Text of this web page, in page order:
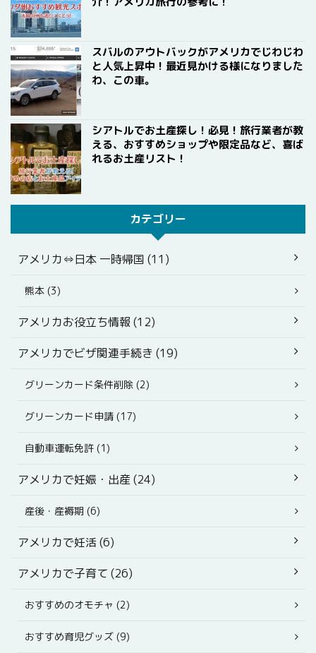
スバルのアウトバックがアメリカでじわじわ
と人気上昇中！最近見かける様になりました
わ、この車。
シアトルでお土産探し！必見！旅行業者が教
える、おすすめショップや限定品など、喜ば
れるお土産リスト！
カテゴリー
アメリカ⇔日本 一時帰国 (11)
熊本 (3)
アメリカお役立ち情報 (12)
アメリカでビザ関連手続き (19)
グリーンカード条件削除 (2)
グリーンカード申請 (17)
自動車運転免許 (1)
アメリカで妊娠・出産 (24)
産後・産褥期 (6)
アメリカで妊活 (6)
アメリカで子育て (26)
おすすめのオモチャ (2)
おすすめ育児グッズ (9)